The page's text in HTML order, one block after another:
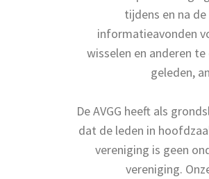
tijdens en na
informatieavonden
wisselen en anderen
geleden,
De AVGG heeft als
dat de leden in
vereniging is geen
vereniging.